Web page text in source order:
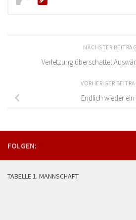
NÄCHSTER BEITRAG
Verletzung überschattet
VORHERIGER
Endlich wieder ein
FOLGEN:
TABELLE 1. MANNSCHAFT